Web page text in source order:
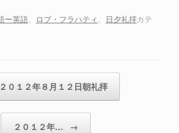
ー英語 ロブ・フラハティ 日夕礼拝カテ
２０１２年８月１２日朝礼拝
２０１２年… →